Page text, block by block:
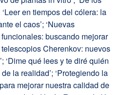
en tiempos del cólera: la
el caos’; ‘Nuevas
buscando mejorar
telescopios Cherenkov: nuevos
‘Dime qué lees y te diré quién
la realidad’; ‘Protegiendo la
mejorar nuestra calidad de